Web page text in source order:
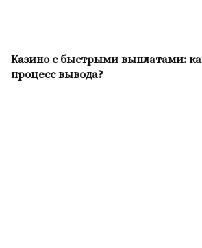
Казино с быстрыми выплатами:
процесс вывода?